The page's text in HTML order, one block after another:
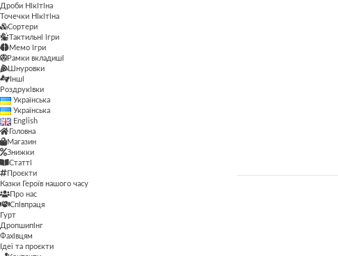
Роздруківки
Дроби Нікітіна
Точечки Нікітіна
Сортери
Тактильні ігри
Мемо ігри
Рамки вкладиші
Шнуровки
Інші
Роздруківки
Українська
Українська
English
Головна
Магазин
Знижки
Статті
Проєкти
Казки Героїв нашого часу
Про нас
Співпраця
Гурт
Дропшипінг
Фахівцям
Ідеї та проєкти